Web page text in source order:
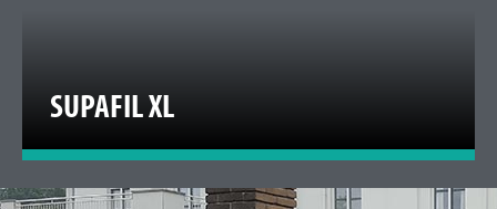
SUPAFIL XL